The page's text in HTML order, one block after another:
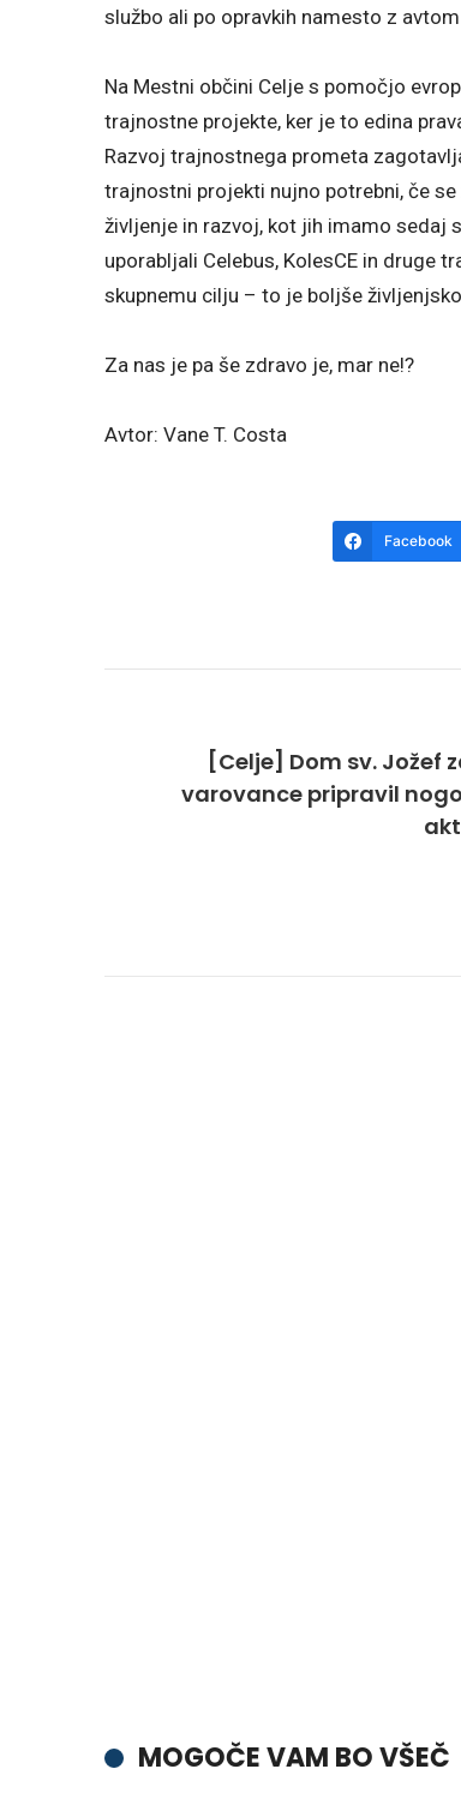
službo ali po opravkih namesto z
Na Mestni občini Celje s pomočjo
trajnostne projekte, ker je to edina
Razvoj trajnostnega prometa
trajnostni projekti nujno potrebni, če
življenje in razvoj, kot jih imamo sedaj
uporabljali Celebus, KolesCE in druge
skupnemu cilju – to je boljše
Za nas je pa še zdravo je, mar ne!?
Avtor: Vane T. Costa
Facebook
[Celje] Dom sv. Jožef
varovance pripravil
MOGOČE VAM BO VŠEČ